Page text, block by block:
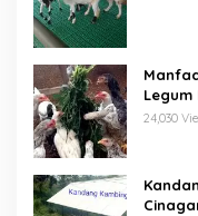
Dan
24,030